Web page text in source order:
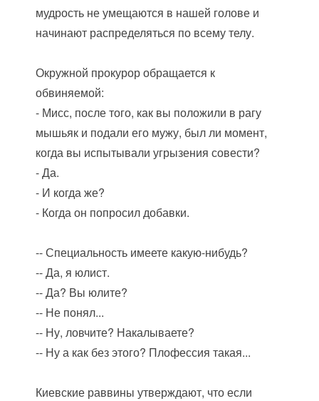
мудрость не умещаются в нашей голове и
начинают распределяться по всему телу.
Окружной прокурор обращается к
обвиняемой:
- Мисс, после того, как вы положили в рагу
мышьяк и подали его мужу, был ли момент,
когда вы испытывали угрызения совести?
- Да.
- И когда же?
- Когда он попросил добавки.
-- Специальность имеете какую-нибудь?
-- Да, я юлист.
-- Да? Вы юлите?
-- Не понял...
-- Ну, ловчите? Накалываете?
-- Ну а как без этого? Плофессия такая...
Киевские раввины утверждают, что если